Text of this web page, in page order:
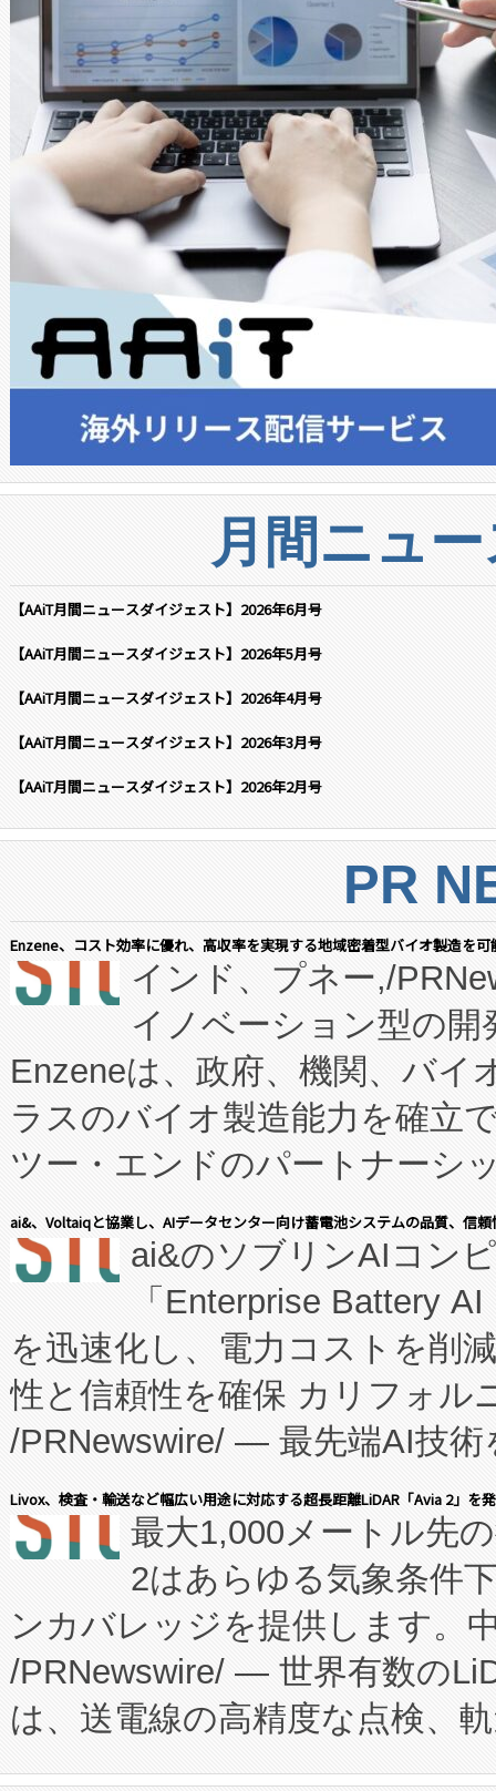
月間ニュ
【AAiT月間ニュースダイジェスト】2026年6月号
【AAiT月間ニュースダイジェスト】2026年5月号
【AAiT月間ニュースダイジェスト】2026年4月号
【AAiT月間ニュースダイジェスト】2026年3月号
【AAiT月間ニュースダイジェスト】2026年2月号
PR
Enzene、コスト効率に優れ、高収率を実現する地域密着型バイオ製造を
インド、プネー,/
イノベーション型の
Enzeneは、政府、機関、バイ
ラスのバイオ製造能力を確立
ツー・エンドのパートナーシ
表しました。 同社の実績ある
manufacturing™ (FCCM™) プ
たNeXは、バイオ医薬品製造
従来のフェッドバッチ施設の
に、患者やサプライチェーン
キー方式で拡張性が高く、持
す。FCCM‑を活用した現地生
患者にとっての費用負担を大
のアクセスを大幅に拡大する
Fully-Connected Continuous
プログラムには、施設設計・
に関する技術移転および知的
構造化トレーニングカリキュ
ai&、Voltaiqと協業し、AIデータセンター向け蓄電池システムの品質、信
ai&のソブリンAIコン
「Enterprise Battery
を迅速化し、電力コストを削
性と信頼性を確保 カリフォル
/PRNewswire/ — 最先端AI技術
会社エーアイ・アンド：本社
President原信平）と、エンタ
ードするVoltaiqは、日本にあ
ーエネルギー貯蔵システム（
た。 Voltaiq独自のAI搭載プラ
定、統合、導入、運用に至る
安全性を追跡し、確保する事
Livox、検査・輸送など幅広い用途に対応する超長距離LiDAR「Avia 2」を
最大1,000メートル先
2はあらゆる気象条件
ンカバレッジを提供します。
/PRNewswire/ — 世界有数の
は、送電線の高精度な点検、
や穀物倉庫におけるバルク材